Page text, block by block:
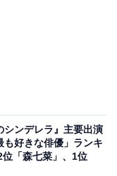
なら夢も恋も
主演を務める深
18歳の大学生と40
差を超えたシス
シンデレラ』主要出演
も好きな俳優」ランキ